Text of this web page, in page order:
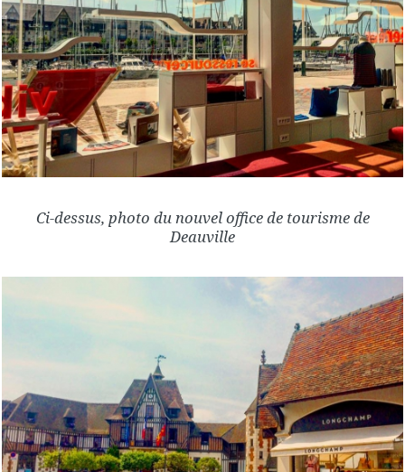
Ci-dessus, photo du nouvel office de tourisme de
Deauville